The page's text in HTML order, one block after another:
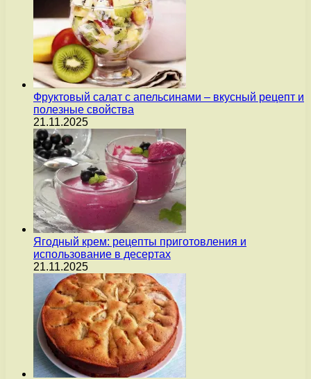
Фруктовый салат с апельсинами – вкусный рецепт и
полезные свойства
21.11.2025
Ягодный крем: рецепты приготовления и
использование в десертах
21.11.2025